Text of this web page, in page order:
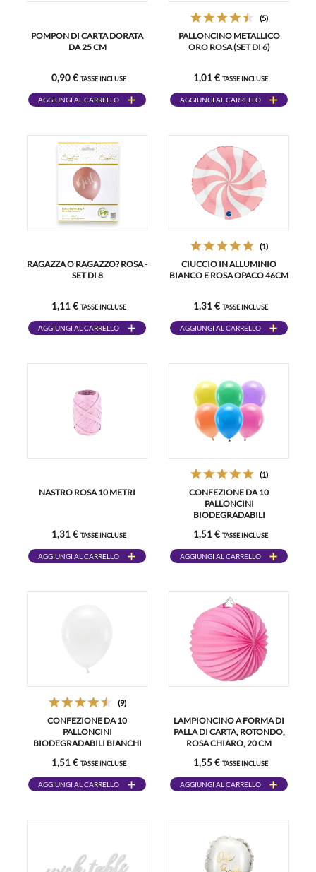
POMPON DI CARTA DORATA
DA 25 CM
0,90 € TASSE INCLUSE
AGGIUNGI AL CARRELLO
(5)
PALLONCINO METALLICO
ORO ROSA (SET DI 6)
1,01 € TASSE INCLUSE
AGGIUNGI AL CARRELLO
RAGAZZA O RAGAZZO? ROSA -
SET DI 8
1,11 € TASSE INCLUSE
AGGIUNGI AL CARRELLO
(1)
CIUCCIO IN ALLUMINIO
BIANCO E ROSA OPACO 46CM
1,31 € TASSE INCLUSE
AGGIUNGI AL CARRELLO
NASTRO ROSA 10 METRI
1,31 € TASSE INCLUSE
AGGIUNGI AL CARRELLO
(1)
CONFEZIONE DA 10
PALLONCINI
BIODEGRADABILI
1,51 € TASSE INCLUSE
AGGIUNGI AL CARRELLO
(9)
CONFEZIONE DA 10
PALLONCINI
BIODEGRADABILI BIANCHI
1,51 € TASSE INCLUSE
AGGIUNGI AL CARRELLO
LAMPIONCINO A FORMA DI
PALLA DI CARTA, ROTONDO,
ROSA CHIARO, 20 CM
1,55 € TASSE INCLUSE
AGGIUNGI AL CARRELLO